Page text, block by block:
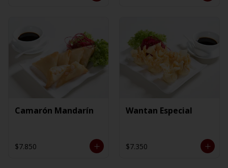
Camarón Mandarín
$7.850
Wantan Especial
$7.350